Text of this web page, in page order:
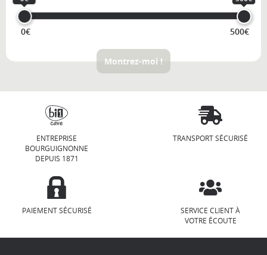
0€ 500€
Montrez-moi !
ENTREPRISE
BOURGUIGNONNE
DEPUIS 1871
TRANSPORT SÉCURISÉ
PAIEMENT SÉCURISÉ
SERVICE CLIENT À
VOTRE ÉCOUTE